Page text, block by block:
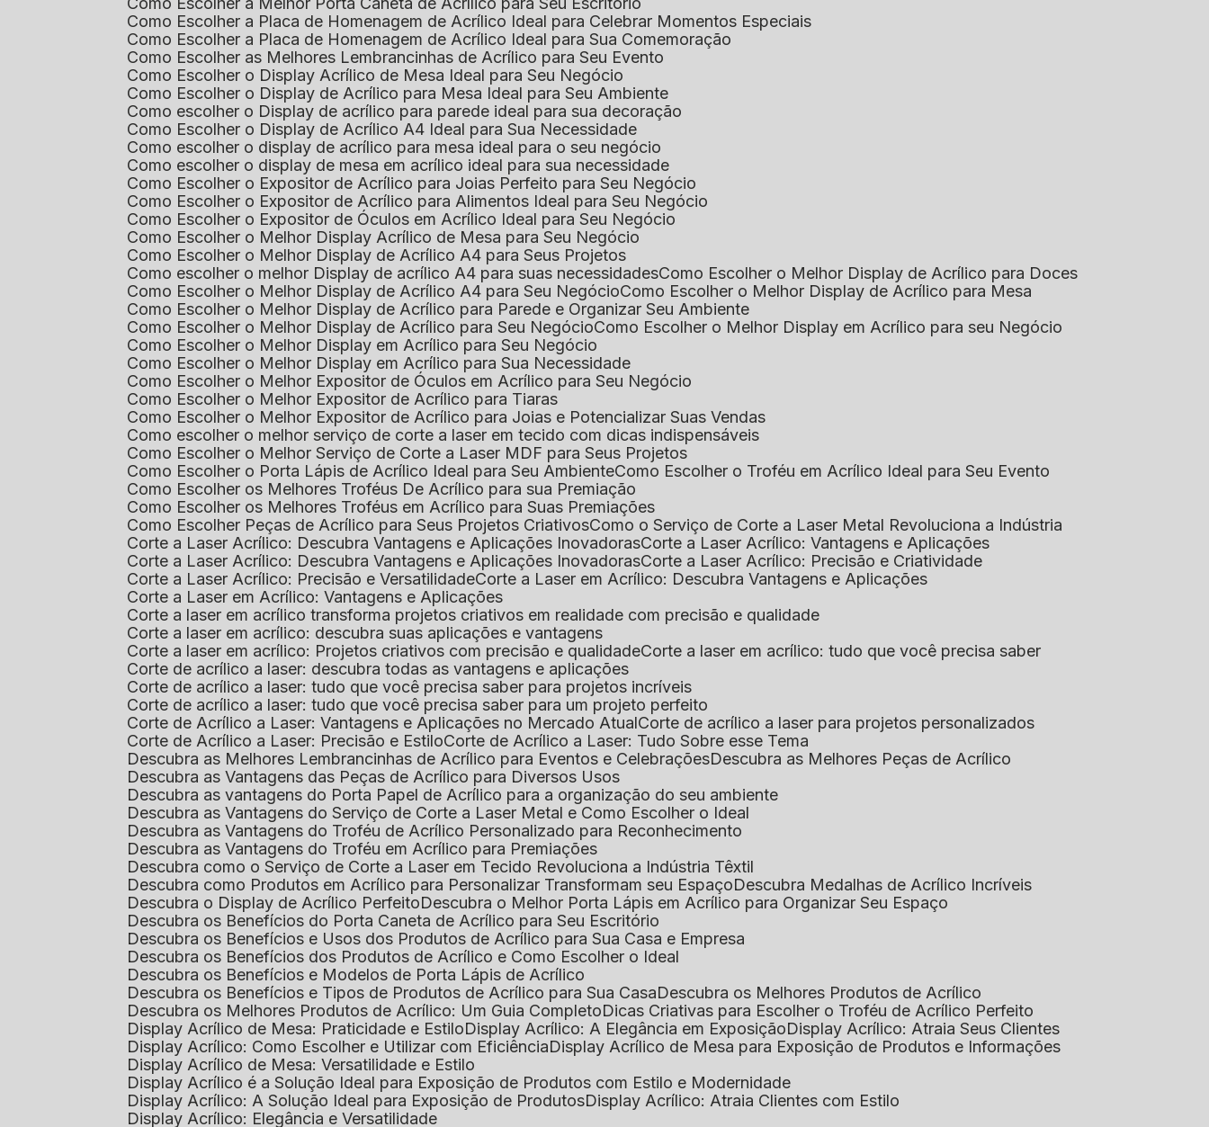
Como Escolher a Placa de Homenagem de Acrílico Ideal para Celebrar Momentos Especiais
Como Escolher a Placa de Homenagem de Acrílico Ideal para Sua Comemoração
Como Escolher as Melhores Lembrancinhas de Acrílico para Seu Evento
Como Escolher o Display Acrílico de Mesa Ideal para Seu Negócio
Como Escolher o Display de Acrílico para Mesa Ideal para Seu Ambiente
Como escolher o Display de acrílico para parede ideal para sua decoração
Como Escolher o Display de Acrílico A4 Ideal para Sua Necessidade
Como escolher o display de acrílico para mesa ideal para o seu negócio
Como escolher o display de mesa em acrílico ideal para sua necessidade
Como Escolher o Expositor de Acrílico para Joias Perfeito para Seu Negócio
Como Escolher o Expositor de Acrílico para Alimentos Ideal para Seu Negócio
Como Escolher o Expositor de Óculos em Acrílico Ideal para Seu Negócio
Como Escolher o Melhor Display Acrílico de Mesa para Seu Negócio
Como Escolher o Melhor Display de Acrílico A4 para Seus Projetos
Como escolher o melhor Display de acrílico A4 para suas necessidades
Como Escolher o Melhor Display de Acrílico para Doces
Como Escolher o Melhor Display de Acrílico A4 para Seu Negócio
Como Escolher o Melhor Display de Acrílico para Mesa
Como Escolher o Melhor Display de Acrílico para Parede e Organizar Seu Ambiente
Como Escolher o Melhor Display de Acrílico para Seu Negócio
Como Escolher o Melhor Display em Acrílico para seu Negócio
Como Escolher o Melhor Display em Acrílico para Seu Negócio
Como Escolher o Melhor Display em Acrílico para Sua Necessidade
Como Escolher o Melhor Expositor de Óculos em Acrílico para Seu Negócio
Como Escolher o Melhor Expositor de Acrílico para Tiaras
Como Escolher o Melhor Expositor de Acrílico para Joias e Potencializar Suas Vendas
Como escolher o melhor serviço de corte a laser em tecido com dicas indispensáveis
Como Escolher o Melhor Serviço de Corte a Laser MDF para Seus Projetos
Como Escolher o Porta Lápis de Acrílico Ideal para Seu Ambiente
Como Escolher o Troféu em Acrílico Ideal para Seu Evento
Como Escolher os Melhores Troféus De Acrílico para sua Premiação
Como Escolher os Melhores Troféus em Acrílico para Suas Premiações
Como Escolher Peças de Acrílico para Seus Projetos Criativos
Como o Serviço de Corte a Laser Metal Revoluciona a Indústria
Corte a Laser Acrílico: Descubra Vantagens e Aplicações Inovadoras
Corte a Laser Acrílico: Vantagens e Aplicações
Corte a Laser Acrílico: Descubra Vantagens e Aplicações Inovadoras
Corte a Laser Acrílico: Precisão e Criatividade
Corte a Laser Acrílico: Precisão e Versatilidade
Corte a Laser em Acrílico: Descubra Vantagens e Aplicações
Corte a Laser em Acrílico: Vantagens e Aplicações
Corte a laser em acrílico transforma projetos criativos em realidade com precisão e qualidade
Corte a laser em acrílico: descubra suas aplicações e vantagens
Corte a laser em acrílico: Projetos criativos com precisão e qualidade
Corte a laser em acrílico: tudo que você precisa saber
Corte de acrílico a laser: descubra todas as vantagens e aplicações
Corte de acrílico a laser: tudo que você precisa saber para projetos incríveis
Corte de acrílico a laser: tudo que você precisa saber para um projeto perfeito
Corte de Acrílico a Laser: Vantagens e Aplicações no Mercado Atual
Corte de acrílico a laser para projetos personalizados
Corte de Acrílico a Laser: Precisão e Estilo
Corte de Acrílico a Laser: Tudo Sobre esse Tema
Descubra as Melhores Lembrancinhas de Acrílico para Eventos e Celebrações
Descubra as Melhores Peças de Acrílico
Descubra as Vantagens das Peças de Acrílico para Diversos Usos
Descubra as vantagens do Porta Papel de Acrílico para a organização do seu ambiente
Descubra as Vantagens do Serviço de Corte a Laser Metal e Como Escolher o Ideal
Descubra as Vantagens do Troféu de Acrílico Personalizado para Reconhecimento
Descubra as Vantagens do Troféu em Acrílico para Premiações
Descubra como o Serviço de Corte a Laser em Tecido Revoluciona a Indústria Têxtil
Descubra como Produtos em Acrílico para Personalizar Transformam seu Espaço
Descubra Medalhas de Acrílico Incríveis
Descubra o Display de Acrílico Perfeito
Descubra o Melhor Porta Lápis em Acrílico para Organizar Seu Espaço
Descubra os Benefícios do Porta Caneta de Acrílico para Seu Escritório
Descubra os Benefícios e Usos dos Produtos de Acrílico para Sua Casa e Empresa
Descubra os Benefícios dos Produtos de Acrílico e Como Escolher o Ideal
Descubra os Benefícios e Modelos de Porta Lápis de Acrílico
Descubra os Benefícios e Tipos de Produtos de Acrílico para Sua Casa
Descubra os Melhores Produtos de Acrílico
Descubra os Melhores Produtos de Acrílico: Um Guia Completo
Dicas Criativas para Escolher o Troféu de Acrílico Perfeito
Display Acrílico de Mesa: Praticidade e Estilo
Display Acrílico: A Elegância em Exposição
Display Acrílico: Atraia Seus Clientes
Display Acrílico: Como Escolher e Utilizar com Eficiência
Display Acrílico de Mesa para Exposição de Produtos e Informações
Display Acrílico de Mesa: Versatilidade e Estilo
Display Acrílico é a Solução Ideal para Exposição de Produtos com Estilo e Modernidade
Display Acrílico: A Solução Ideal para Exposição de Produtos
Display Acrílico: Atraia Clientes com Estilo
Display Acrílico: Elegância e Versatilidade